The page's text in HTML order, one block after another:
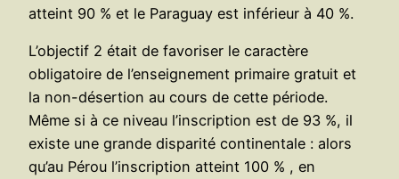
atteint 90 % et le Paraguay est inférieur à 40 %.
L’objectif 2 était de favoriser le caractère
obligatoire de l’enseignement primaire gratuit et
la non-désertion au cours de cette période.
Même si à ce niveau l’inscription est de 93 %, il
existe une grande disparité continentale : alors
qu’au Pérou l’inscription atteint 100 % , en